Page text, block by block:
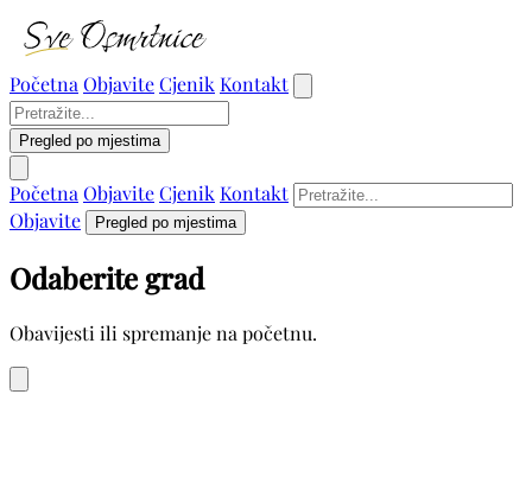
Početna ObjaviteCjenik Kontakt
Pregled po mjestima
Početna ObjaviteCjenik Kontakt
Objavite
Pregled po mjestima
Odaberite grad
Obavijesti ili spremanje na početnu.